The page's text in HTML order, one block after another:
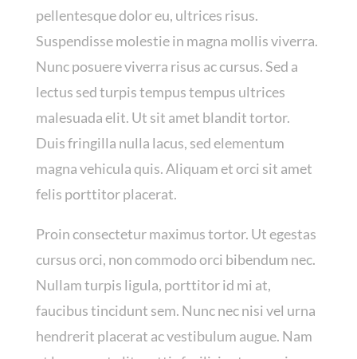
pellentesque dolor eu, ultrices risus.
Suspendisse molestie in magna mollis viverra.
Nunc posuere viverra risus ac cursus. Sed a
lectus sed turpis tempus tempus ultrices
malesuada elit. Ut sit amet blandit tortor.
Duis fringilla nulla lacus, sed elementum
magna vehicula quis. Aliquam et orci sit amet
felis porttitor placerat.
Proin consectetur maximus tortor. Ut egestas
cursus orci, non commodo orci bibendum nec.
Nullam turpis ligula, porttitor id mi at,
faucibus tincidunt sem. Nunc nec nisi vel urna
hendrerit placerat ac vestibulum augue. Nam